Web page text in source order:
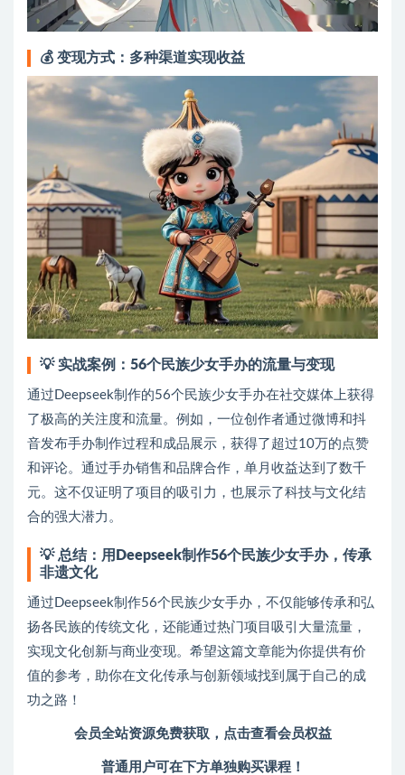
💰 变现方式：多种渠道实现收益
💡实战案例：56个民族少女手办的流量与变现
通过Deepseek制作的56个民族少女手办在社交媒体上获得
了极高的关注度和流量。例如，一位创作者通过微博和抖
音发布手办制作过程和成品展示，获得了超过10万的点赞
和评论。通过手办销售和品牌合作，单月收益达到了数千
元。这不仅证明了项目的吸引力，也展示了科技与文化结
合的强大潜力。
💡 总结：用Deepseek制作56个民族少女手办，传承
非遗文化
通过Deepseek制作56个民族少女手办，不仅能够传承和弘
扬各民族的传统文化，还能通过热门项目吸引大量流量，
实现文化创新与商业变现。希望这篇文章能为你提供有价
值的参考，助你在文化传承与创新领域找到属于自己的成
功之路！
会员全站资源免费获取，点击查看会员权益
普通用户可在下方单独购买课程！